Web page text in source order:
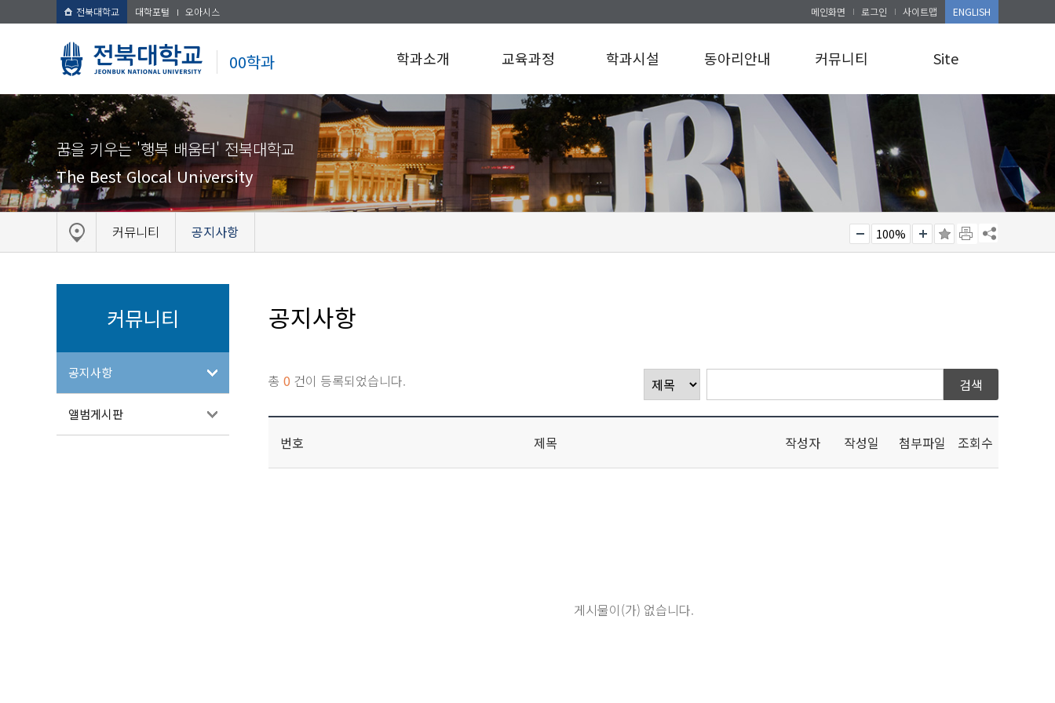
전북대학교 대학포털 오아시스
00학과
메인화면 로그인 사이트맵 ENGLISH
학과소개
인사말
연혁
규정/지침
찾아오시는길
교육과정
교육과정
학과시설
학과시설
동아리안내
동아리안내
커뮤니티
공지사항
앨범게시판
Site
로그인
사이트맵
꿈을 키우는 '행복 배움터' 전북대학교
The Best Glocal University
커뮤니티 공지사항 100%
커뮤니티
공지사항
앨범게시판
공지사항
총 0 건이 등록되었습니다.
번호 제목 작성자 작성일 첨부파일 조회수
게시물이(가) 없습니다.